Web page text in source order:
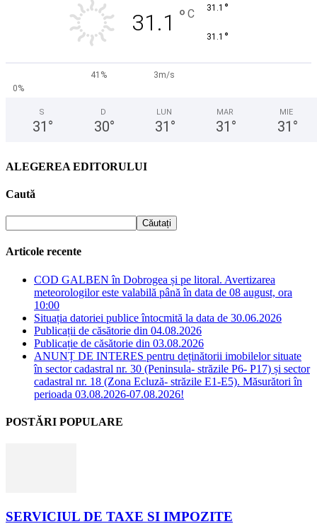
31.1 ° C 31.1 °
31.1 °
41%
3m/s
0%
S
31 °
D
30°
LUN
31 °
MAR
31 °
MIE
31 °
ALEGEREA EDITORULUI
Caută
Articole recente
COD GALBEN în Dobrogea și pe litoral. Avertizarea
meteorologilor este valabilă până în data de 08 august, ora
10:00
Situația datoriei publice întocmită la data de 30.06.2026
Publicații de căsătorie din 04.08.2026
Publicație de căsătorie din 03.08.2026
ANUNȚ DE INTERES pentru deținătorii imobilelor situate
în sector cadastral nr. 30 (Peninsula- străzile P6- P17) și sector
cadastral nr. 18 (Zona Ecluză- străzile E1-E5). Măsurători în
perioada 03.08.2026-07.08.2026!
POSTĂRI POPULARE
SERVICIUL DE TAXE SI IMPOZITE